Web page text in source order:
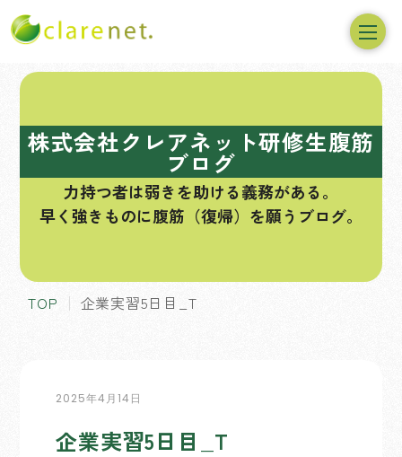
株式会社クレアネット研修生腹筋
ブログ
力持つ者は弱きを助ける義務がある。
早く強きものに腹筋（復帰）を願うブログ。
TOP 企業実習5日目_T
2025年4月14日
企業実習5日目_T